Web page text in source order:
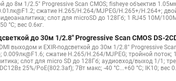
до 8м 1/2.5" Progressive Scan CMOS; fisheye объектив
сжатие H.265/H.264/MJPEG/H.265+/H.264+;
слот для microSD до 128Гб; 1 RJ45 10M/
°C; вес 0.6кг.
до 30м 1/2.8" Progressive Scan CMOS DS-
выходом и EXIR-подсветкой до 30м 1/2.8" Progressive
сжатие H.265/H.264/MJPEG; тройной поток;
слот для micro SD до 128Гб; аудиовход/выход 1/1;
25%/PoE(802.3af); 7Вт макс; -40 °C...+60 °C; IK10; вес